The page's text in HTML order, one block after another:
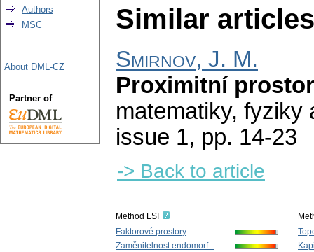
Similar
Smirnov, J. M.
Proximitní
matematiky, fyziky
issue 1, pp. 14-23
-> Back to article
Method LSI
Faktorové prostory
Zaměnitelnost endomorf...
Authors
MSC
About DML-CZ
Partner of